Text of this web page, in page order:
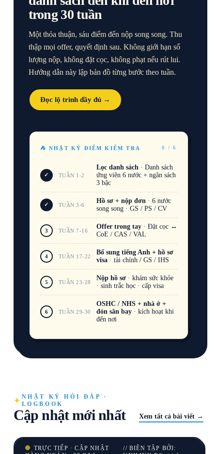
trong 30 tuần
Một thỏa thuận, sáu điểm đến nộp song song. Thu
thập mọi offer, quyết định sau. Không giới hạn số
lượng nộp, không đặt cọc, không phạt nếu rút lui.
Hướng dẫn này lập bản đồ từng bước theo tuần.
Đọc lộ trình đầy đủ →
⛺ NHẬT KÝ ĐIỂM KIỂM TRA 0 / 6
✓ TUẦN 1-2
Lọc danh sách · Danh sách
ứng viên 6 nước + ngân sách
3 bậc
✓ TUẦN 3-6
Hồ sơ + nộp đơn · 6 nước
song song · GS / PS / CV
3 TUẦN 7-16
Offer trong tay· Đặt cọc ↔
CoE / CAS / VAL
4 TUẦN 17-22
Bổ sung tiếng Anh + hồ sơ
visa· tài chính / GS / IHS
5 TUẦN 23-28
Nộp hồ sơ· khám sức khỏe
· sinh trắc học · cấp visa
6 TUẦN 29-30
OSHC / NHS + nhà ở +
đón sân bay· kích hoạt khi
đến nơi
NHẬT KÝ HỎI ĐÁP ·
LOGBOOK
Cập nhật mới nhất Xem tất cả bài viết →
TRỰC TIẾP · CẬP NHẬT
// BIÊN TẬP BỞI: